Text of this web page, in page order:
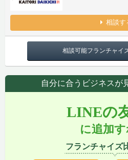
相談す
相談可能フランチャイ
自分に合うビジネスが
LINEの
に追加
フランチャイズ